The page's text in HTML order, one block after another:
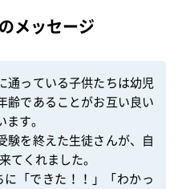
メッセージ
通っている子供たちは幼児
齢であることがお互い良い
す。
験を終えた生徒さんが、自
てくれました。
「できた！！」「わかっ